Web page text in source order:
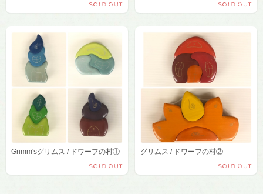
SOLD OUT
SOLD OUT
Grimm'sグリムス / ドワーフの村①
SOLD OUT
グリムス / ドワーフの村②
SOLD OUT